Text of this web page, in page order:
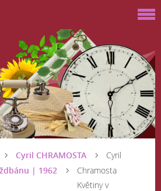
Cyril CHRAMOSTA
| 1962
Cyril
Chramosta
Květiny v